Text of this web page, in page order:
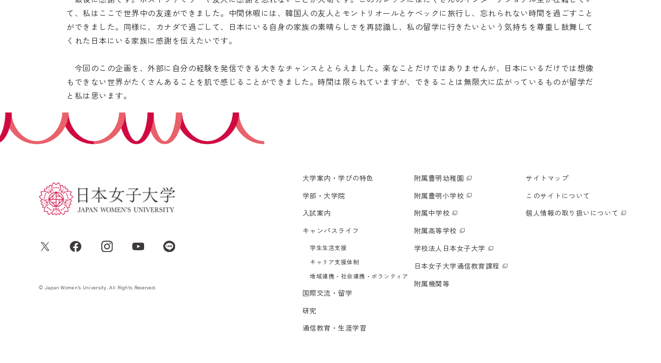
て、私はここで世界中の友達ができました。中間休暇には、韓国人の友人とモントリオールとケベックに旅行し、忘れられない時間を過ごすこと
ができました。同様に、カナダで過ごして、日本にいる自身の家族の素晴らしさを再認識し、私の留学に行きたいという気持ちを尊重し鼓舞して
くれた日本にいる家族に感謝を伝えたいです。
今回のこの企画を、外部に自分の経験を発信できる大きなチャンスととらえました。楽なことだけではありませんが、日本にいるだけでは想像
もできない世界がたくさんあることを肌で感じることができました。時間は限られていますが、できることは無限大に広がっているものが留学だ
と私は思います。
© Japan Women’s University. All Rights Reserved.
大学案内・学びの特色
学部・大学院
入試案内
キャンパスライフ
学生生活支援
キャリア支援体制
地域連携・社会連携・ボランティア
国際交流・留学
研究
通信教育・生涯学習
附属豊明幼稚園
附属豊明小学校
附属中学校
附属高等学校
学校法人日本女子大学
日本女子大学通信教育課程
附属機関等
サイトマップ
このサイトについて
個人情報の取り扱いについて